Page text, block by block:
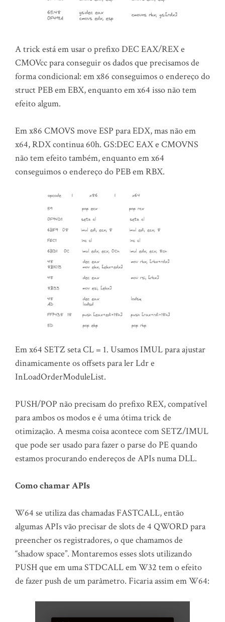
A trick está em usar o prefixo DEC EAX/REX e
CMOVcc para conseguir os dados que precisamos de
forma condicional: em x86 conseguimos o endereço do
struct PEB em EBX, enquanto em x64 isso não tem
efeito algum.
Em x86 CMOVS move ESP para EDX, mas não em
x64, RDX continua 60h. GS:DEC EAX e CMOVNS
não tem efeito também, enquanto em x64
conseguimos o endereço do PEB em RBX.
Em x64 SETZ seta CL = 1. Usamos IMUL para ajustar
dinamicamente os offsets para ler Ldr e
InLoadOrderModuleList.
PUSH/POP não precisam do prefixo REX, compatível
para ambos os modos e é uma ótima trick de
otimização. A mesma coisa acontece com SETZ/IMUL
que pode ser usado para fazer o parse do PE quando
estamos procurando endereços de APIs numa DLL.
Como chamar APIs
W64 se utiliza das chamadas FASTCALL, então
algumas APIs vão precisar de slots de 4 QWORD para
preencher os registradores, o que chamamos de
“shadow space”. Montaremos esses slots utilizando
PUSH que em uma STDCALL em W32 tem o efeito
de fazer push de um parâmetro. Ficaria assim em W64: